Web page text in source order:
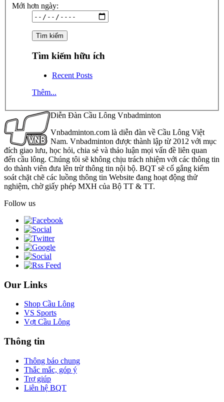
Mới hơn ngày:
Tìm kiếm hữu ích
Recent Posts
Thêm...
Diễn Đàn Cầu Lông Vnbadminton
Vnbadminton.com là diễn đàn về Cầu Lông Việt
Nam. Vnbadminton được thành lập từ 2012 với mục
đích giao lưu, học hỏi, chia sẻ và thảo luận mọi vấn đề liên quan
đến cầu lông. Chúng tôi sẽ không chịu trách nhiệm với các thông tin
do thành viên đưa lên trừ thông tin nội bộ. BQT sẽ cố gắng kiểm
soát chặt chẽ các luồng thông tin Website đang hoạt động thử
nghiệm, chờ giấy phép MXH của Bộ TT & TT.
Follow us
Our Links
Shop Cầu Lông
VS Sports
Vợt Cầu Lông
Thông tin
Thông báo chung
Thắc mắc, góp ý
Trợ giúp
Liên hệ BQT